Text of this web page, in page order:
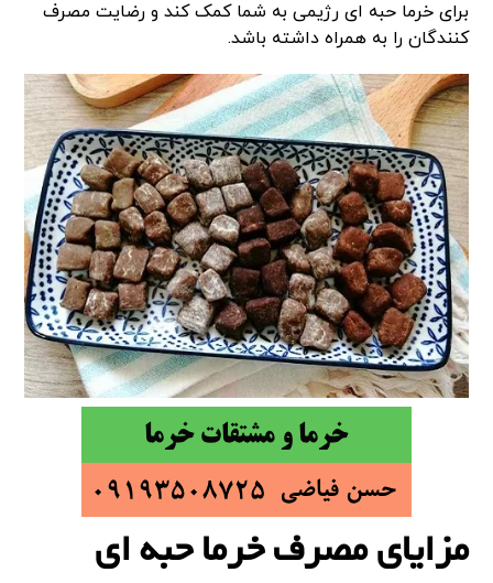
برای خرما حبه ای رژیمی به شما کمک کند و رضایت مصرف
کنندگان را به همراه داشته باشد.
مزایای مصرف خرما حبه ای